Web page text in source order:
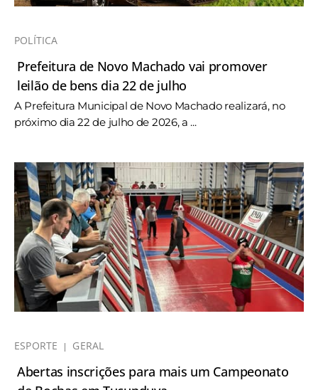
POLÍTICA
Prefeitura de Novo Machado vai promover
leilão de bens dia 22 de julho
A Prefeitura Municipal de Novo Machado realizará, no
próximo dia 22 de julho de 2026, a ...
ESPORTE GERAL
Abertas inscrições para mais um Campeonato